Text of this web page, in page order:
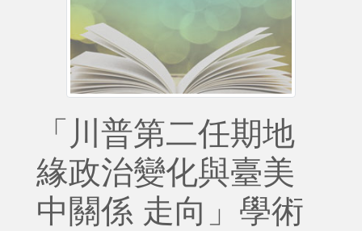
「川普第二任期地
緣政治變化與臺美
中關係 走向」學術